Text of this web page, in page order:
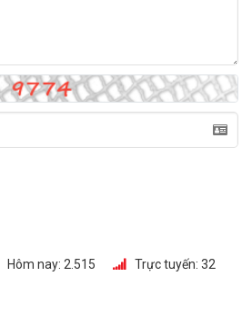
Hôm nay: 2.515 Trực tuyến: 32